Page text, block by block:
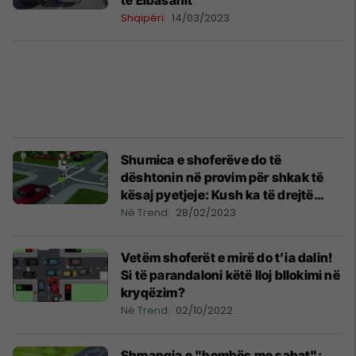
Shqipëri 14/03/2023
Shumica e shoferëve do të
dështonin në provim për shkak të
kësaj pyetjeje: Kush ka të drejtë
kalimi në këtë kryqëzim?
Në Trend 28/02/2023
Vetëm shoferët e mirë do t’ia dalin!
Si të parandaloni këtë lloj bllokimi në
kryqëzim?
Në Trend 02/10/2022